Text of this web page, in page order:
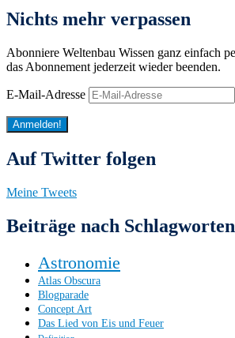
Nichts mehr verpassen
Abonniere Weltenbau Wissen ganz einfach
das Abonnement jederzeit wieder beenden.
E-Mail-Adresse
Anmelden!
Auf Twitter folgen
Meine Tweets
Beiträge nach Schlagworten
Astronomie
Atlas Obscura
Blogparade
Concept Art
Das Lied von Eis und Feuer